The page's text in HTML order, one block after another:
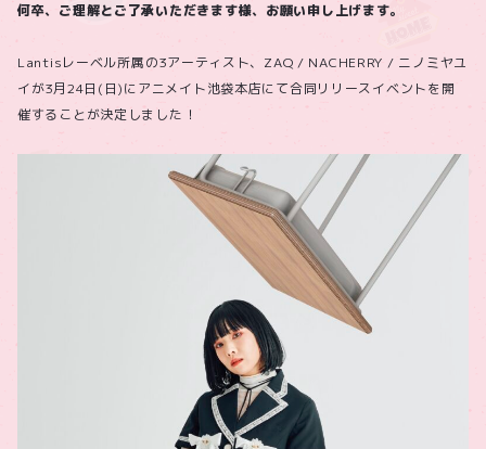
何卒、ご理解とご了承いただきます様、お願い申し上げます。
Lantisレーベル所属の3アーティスト、ZAQ / NACHERRY / ニノミヤユ
イが3月24日(日)にアニメイト池袋本店にて合同リリースイベントを開
催することが決定しました！